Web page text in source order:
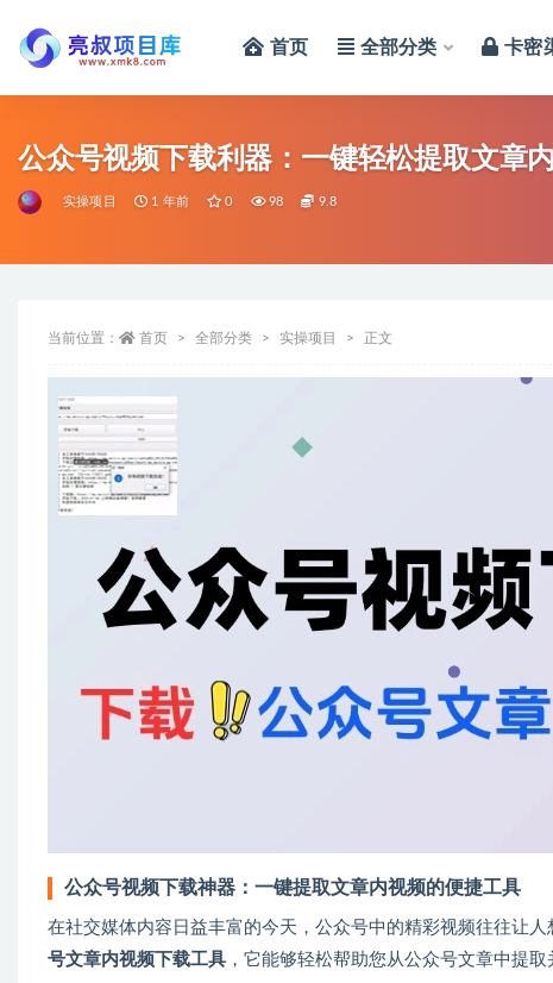
首页 全部分类 卡密
公众号视频下载利器：一键轻松提取文章
实操项目 1 年前 0 98 9.8
当前位置： 首页 全部分类 实操项目 正文
公众号视频下载神器：一键提取文章内视频的便捷工具
在社交媒体内容日益丰富的今天，公众号中的精彩视频往往让
号文章内视频下载工具 ，它能够轻松帮助您从公众号文章中提取